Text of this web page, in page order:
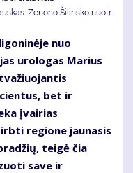
Zenono Šilinsko nuotr.
nuo
urologas Marius
bet ir
įvairias
regione jaunasis
teigė čia
save ir